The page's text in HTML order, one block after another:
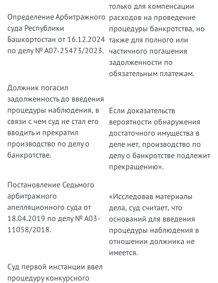
Определение Арбитражного
суда Республики
Башкортостан от 16.12.2024
по делу № А07-25473/2023.
Должник погасил
задолженность до введения
процедуры наблюдения, в
связи с чем суд не стал его
вводить и прекратил
производство по делу о
банкротстве.
Постановление Седьмого
арбитражного
апелляционного суда от
18.04.2019 по делу № А03-
11058/2018.
Суд первой инстанции ввел
процедуру конкурсного
только для компенсации
расходов на проведение
процедуры банкротства, но
также для полного или
частичного погашения
задолженности по
обязательным платежам.
Если доказательств
вероятности обнаружения
достаточного имущества в
деле нет, производство по
делу о банкротстве подлежит
прекращению».
«Исследовав материалы
дела, суд считает, что
оснований для введения
процедуры наблюдения в
отношении должника не
имеется.